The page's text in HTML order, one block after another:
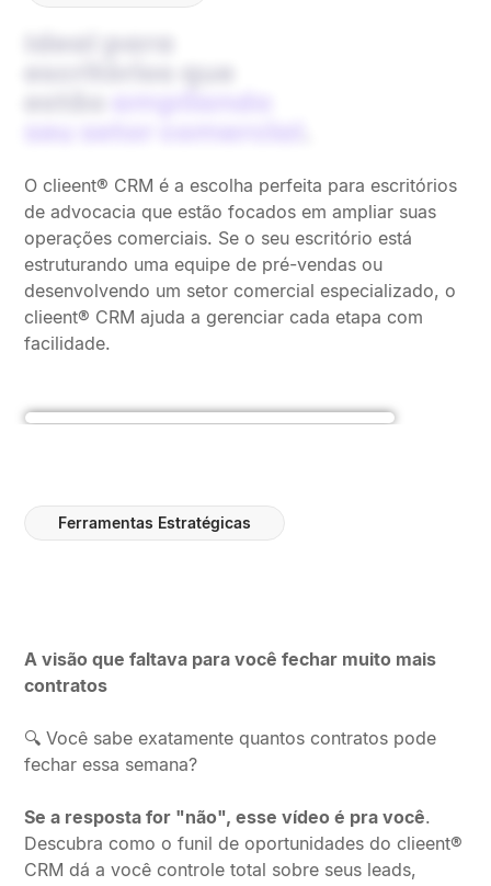
Ideal para
escritórios que
ampliando
seu setor comercial
O clieent® CRM é a escolha perfeita para escritórios
de advocacia que estão focados em ampliar suas
operações comerciais. Se o seu escritório está
estruturando uma equipe de pré-vendas ou
desenvolvendo um setor comercial especializado, o
clieent® CRM ajuda a gerenciar cada etapa com
facilidade.
Ferramentas Estratégicas
A visão que faltava para você fechar muito mais
contratos
🔍 Você sabe exatamente quantos contratos pode
fechar essa semana?
Se a resposta for "não", esse vídeo é pra você.
Descubra como o funil de oportunidades do clieent®️
CRM dá a você controle total sobre seus leads,